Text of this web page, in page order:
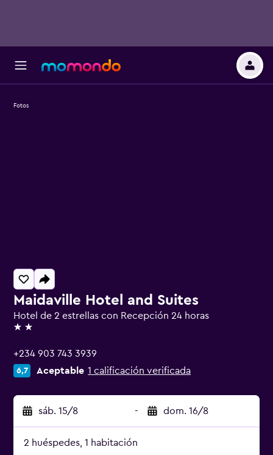
Maidaville Hotel and Suites
Hotel de 2 estrellas con Recepción 24 horas
2 estrellas
+234 903 743 3939
6,7 Aceptable 1 calificación verificada
sáb. 15/8 - dom. 16/8
2 huéspedes, 1 habitación
Fotos